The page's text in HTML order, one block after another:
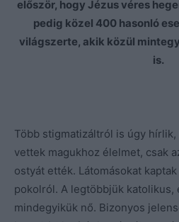
először, hogy Jézus véres
pedig közel 400 hasonló
világszerte, akik közül
is.
Több stigmatizáltról is úgy
vettek magukhoz élelmet, csak
ostyát ették. Látomásokat
pokolról. A legtöbbjük katolikus,
mindegyikük nő. Bizonyos